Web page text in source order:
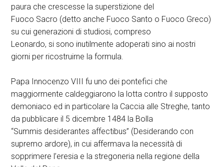
paura che crescesse la superstizione del
Fuoco Sacro (detto anche Fuoco Santo o Fuoco Greco)
su cui generazioni di studiosi, compreso
Leonardo, si sono inutilmente adoperati sino ai nostri
giorni per ricostruirne la formula.
Papa Innocenzo VIII fu uno dei pontefici che
maggiormente caldeggiarono la lotta contro il supposto
demoniaco ed in particolare la Caccia alle Streghe, tanto
da pubblicare il 5 dicembre 1484 la Bolla
“Summis desiderantes affectibus” (Desiderando con
supremo ardore), in cui affermava la necessità di
sopprimere l’eresia e la stregoneria nella regione della